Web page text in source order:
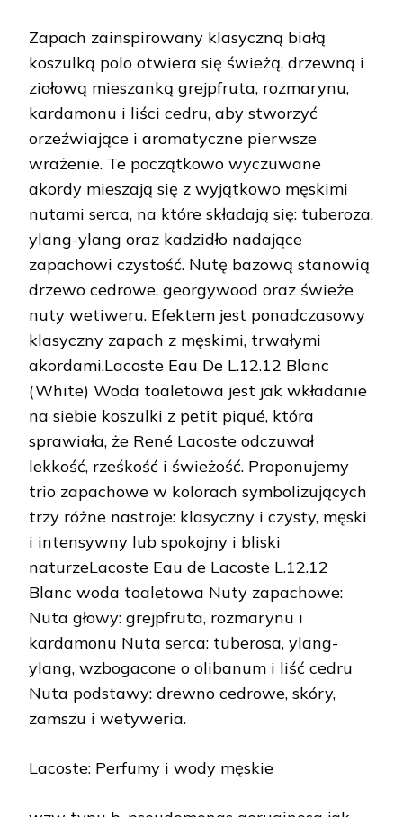
Zapach zainspirowany klasyczną białą
koszulką polo otwiera się świeżą, drzewną i
ziołową mieszanką grejpfruta, rozmarynu,
kardamonu i liści cedru, aby stworzyć
orzeźwiające i aromatyczne pierwsze
wrażenie. Te początkowo wyczuwane
akordy mieszają się z wyjątkowo męskimi
nutami serca, na które składają się: tuberoza,
ylang-ylang oraz kadzidło nadające
zapachowi czystość. Nutę bazową stanowią
drzewo cedrowe, georgywood oraz świeże
nuty wetiweru. Efektem jest ponadczasowy
klasyczny zapach z męskimi, trwałymi
akordami.Lacoste Eau De L.12.12 Blanc
(White) Woda toaletowa jest jak wkładanie
na siebie koszulki z petit piqué, która
sprawiała, że René Lacoste odczuwał
lekkość, rześkość i świeżość. Proponujemy
trio zapachowe w kolorach symbolizujących
trzy różne nastroje: klasyczny i czysty, męski
i intensywny lub spokojny i bliski
naturzeLacoste Eau de Lacoste L.12.12
Blanc woda toaletowa Nuty zapachowe:
Nuta głowy: grejpfruta, rozmarynu i
kardamonu Nuta serca: tuberosa, ylang-
ylang, wzbogacone o olibanum i liść cedru
Nuta podstawy: drewno cedrowe, skóry,
zamszu i wetyweria.
Lacoste: Perfumy i wody męskie